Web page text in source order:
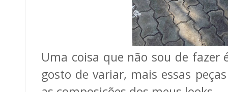
Uma coisa que não sou de
gosto de variar, mais essas